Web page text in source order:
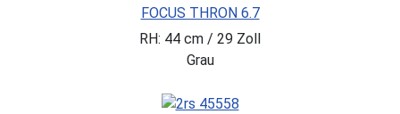
FOCUS THRON 6.7
RH: 44 cm / 29 Zoll
Grau